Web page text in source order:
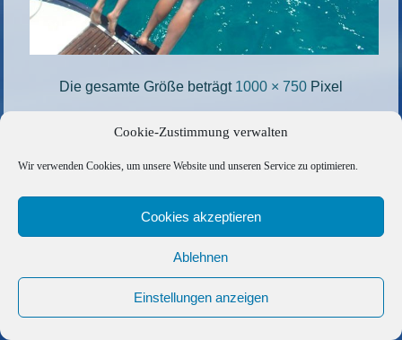
Cookie-Zustimmung verwalten
Wir verwenden Cookies, um unsere Website und unseren Service zu optimieren.
Cookies akzeptieren
Ablehnen
Einstellungen anzeigen
Die gesamte Größe beträgt 1000 × 750 Pixel
Copyright © 2026 Barfuss Segelreisen GmbH
Kontakt|Impressum|Datenschutz|Cookie-Richtlinie|
AGB|Befreundete Links